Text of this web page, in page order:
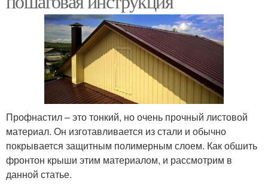
Профнастил – это тонкий, но очень прочный листовой
материал. Он изготавливается из стали и обычно
покрывается защитным полимерным слоем. Как обшить
фронтон крыши этим материалом, и рассмотрим в
данной статье.